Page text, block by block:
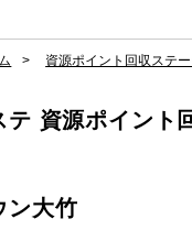
資源ポイント回収ステ
テ 資源ポイント
ン大竹